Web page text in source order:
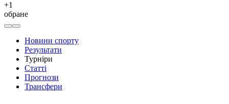
+1
обране
Новини спорту
Результати
Турніри
Статті
Прогнози
Трансфери